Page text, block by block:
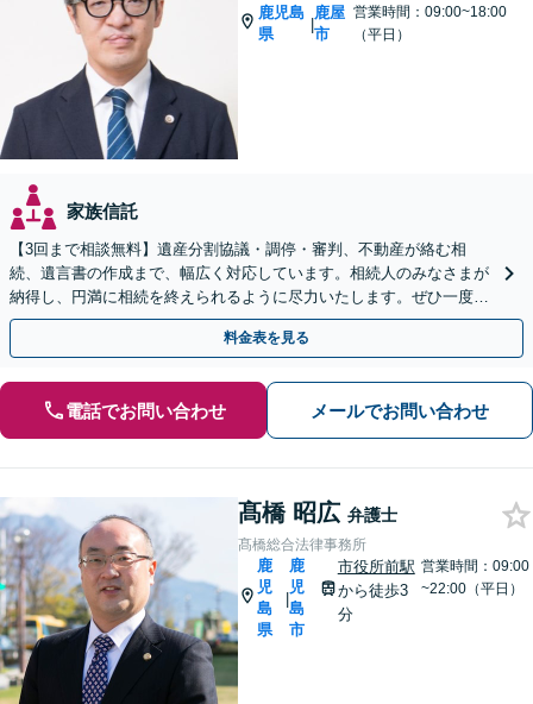
鹿児島
県
|
鹿屋
市
営業時間：09:00~18:00
（平日）
家族信託
【3回まで相談無料】遺産分割協議・調停・審判、不動産が絡む相
続、遺言書の作成まで、幅広く対応しています。相続人のみなさまが
納得し、円満に相続を終えられるように尽力いたします。ぜひ一度弁
護士にご相談ください。
料金表を見る
電話でお問い合わせ メールでお問い合わせ
髙橋 昭広 弁護士
髙橋総合法律事務所
鹿
児
島
県
|
鹿
児
島
市
市役所前駅
から徒歩3
分
営業時間：09:00
~22:00（平日）